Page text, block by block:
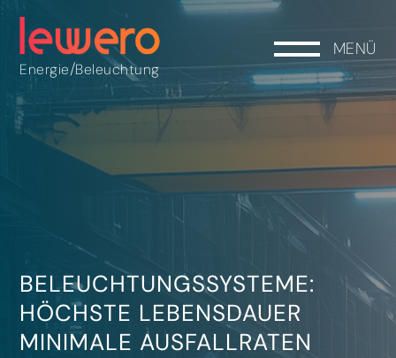
Energie/Beleuchtung
MENÜ
BELEUCHTUNGSSYSTEME:
HÖCHSTE LEBENSDAUER
MINIMALE AUSFALLRATEN